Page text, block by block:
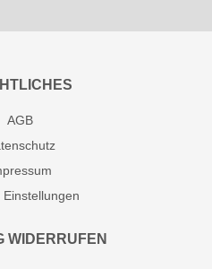
AGB
Einstellungen
WIDERRUFEN